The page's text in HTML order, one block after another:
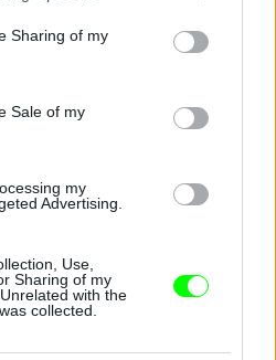
behaviour. You may click to
and its third-party tags to
purposes in below Google
Sharing of my
Sale of my
my
Advertising.
Use,
Sharing of my
with the
collected.volt az SI New York-i